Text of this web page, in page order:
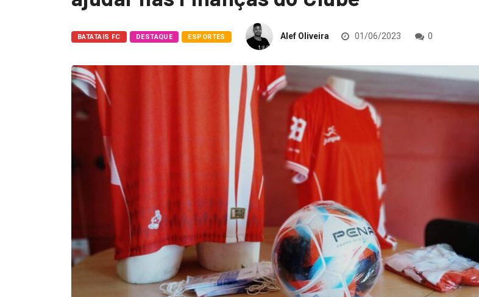
BATATAIS FC DESTAQUE ESPORTES Alef Oliveira 01/06/2023 0